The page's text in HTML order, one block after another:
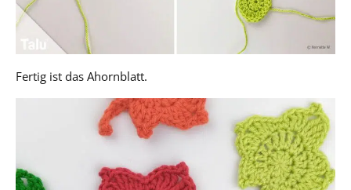
Fertig ist das Ahornblatt.